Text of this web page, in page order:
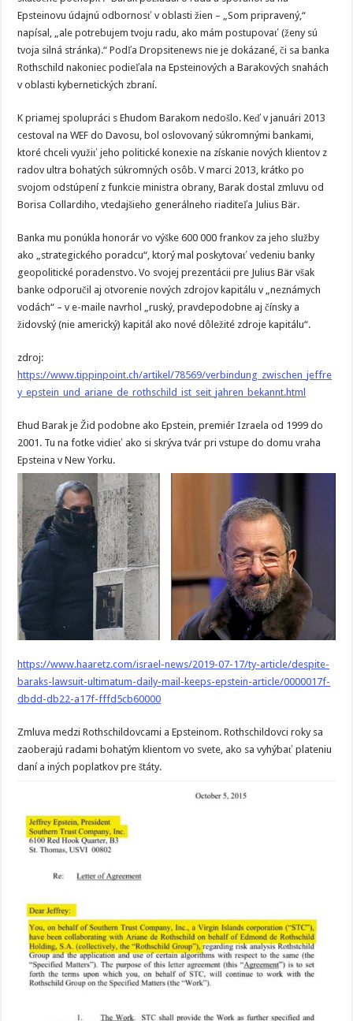
Epsteinovu údajnú odbornosť v oblasti žien – „Som pripravený,“
napísal, „ale potrebujem tvoju radu, ako mám postupovať (ženy sú
tvoja silná stránka).“ Podľa Dropsitenews nie je dokázané, či sa banka
Rothschild nakoniec podieľala na Epsteinových a Barakových snahách
v oblasti kybernetických zbraní.
K priamej spolupráci s Ehudom Barakom nedošlo. Keď v januári 2013
cestoval na WEF do Davosu, bol oslovovaný súkromnými bankami,
ktoré chceli využiť jeho politické konexie na získanie nových klientov z
radov ultra bohatých súkromných osôb. V marci 2013, krátko po
svojom odstúpení z funkcie ministra obrany, Barak dostal zmluvu od
Borisa Collardiho, vtedajšieho generálneho riaditeľa Julius Bär.
Banka mu ponúkla honorár vo výške 600 000 frankov za jeho služby
ako „strategického poradcu“, ktorý mal poskytovať vedeniu banky
geopolitické poradenstvo. Vo svojej prezentácii pre Julius Bär však
banke odporučil aj otvorenie nových zdrojov kapitálu v „neznámych
vodách“ – v e-maile navrhol „ruský, pravdepodobne aj čínsky a
židovský (nie americký) kapitál ako nové dôležité zdroje kapitálu“.
zdroj:
https://www.tippinpoint.ch/artikel/78569/verbindung_zwischen_jeffre
y_epstein_und_ariane_de_rothschild_ist_seit_jahren_bekannt.html
Ehud Barak je Žid podobne ako Epstein, premiér Izraela od 1999 do
2001. Tu na fotke vidieť ako si skrýva tvár pri vstupe do domu vraha
Epsteina v New Yorku.
https://www.haaretz.com/israel-news/2019-07-17/ty-article/despite-
baraks-lawsuit-ultimatum-daily-mail-keeps-epstein-article/0000017f-
dbdd-db22-a17f-fffd5cb60000
Zmluva medzi Rothschildovcami a Epsteinom. Rothschildovci roky sa
zaoberajú radami bohatým klientom vo svete, ako sa vyhýbať plateniu
daní a iných poplatkov pre štáty.